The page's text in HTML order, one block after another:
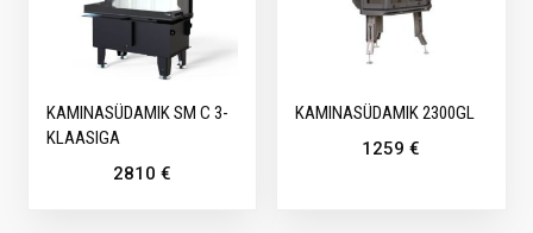
KAMINASÜDAMIK SM C 3-
KLAASIGA
2810 €
KAMINASÜDAMIK 2300GL
1259€